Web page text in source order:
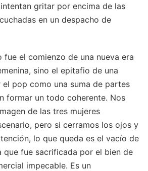
gritar por encima de las
en un despacho de
fue el comienzo de una nueva era
sino el epitafio de una
pop como una suma de partes
formar un todo coherente. Nos
de las tres mujeres
pero si cerramos los ojos y
lo que queda es el vacío de
que fue sacrificada por el bien de
impecable. Es un